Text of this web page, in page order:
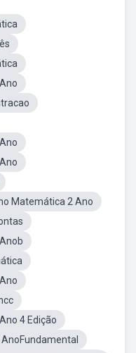
Matemática 2 Ano
4 Edição